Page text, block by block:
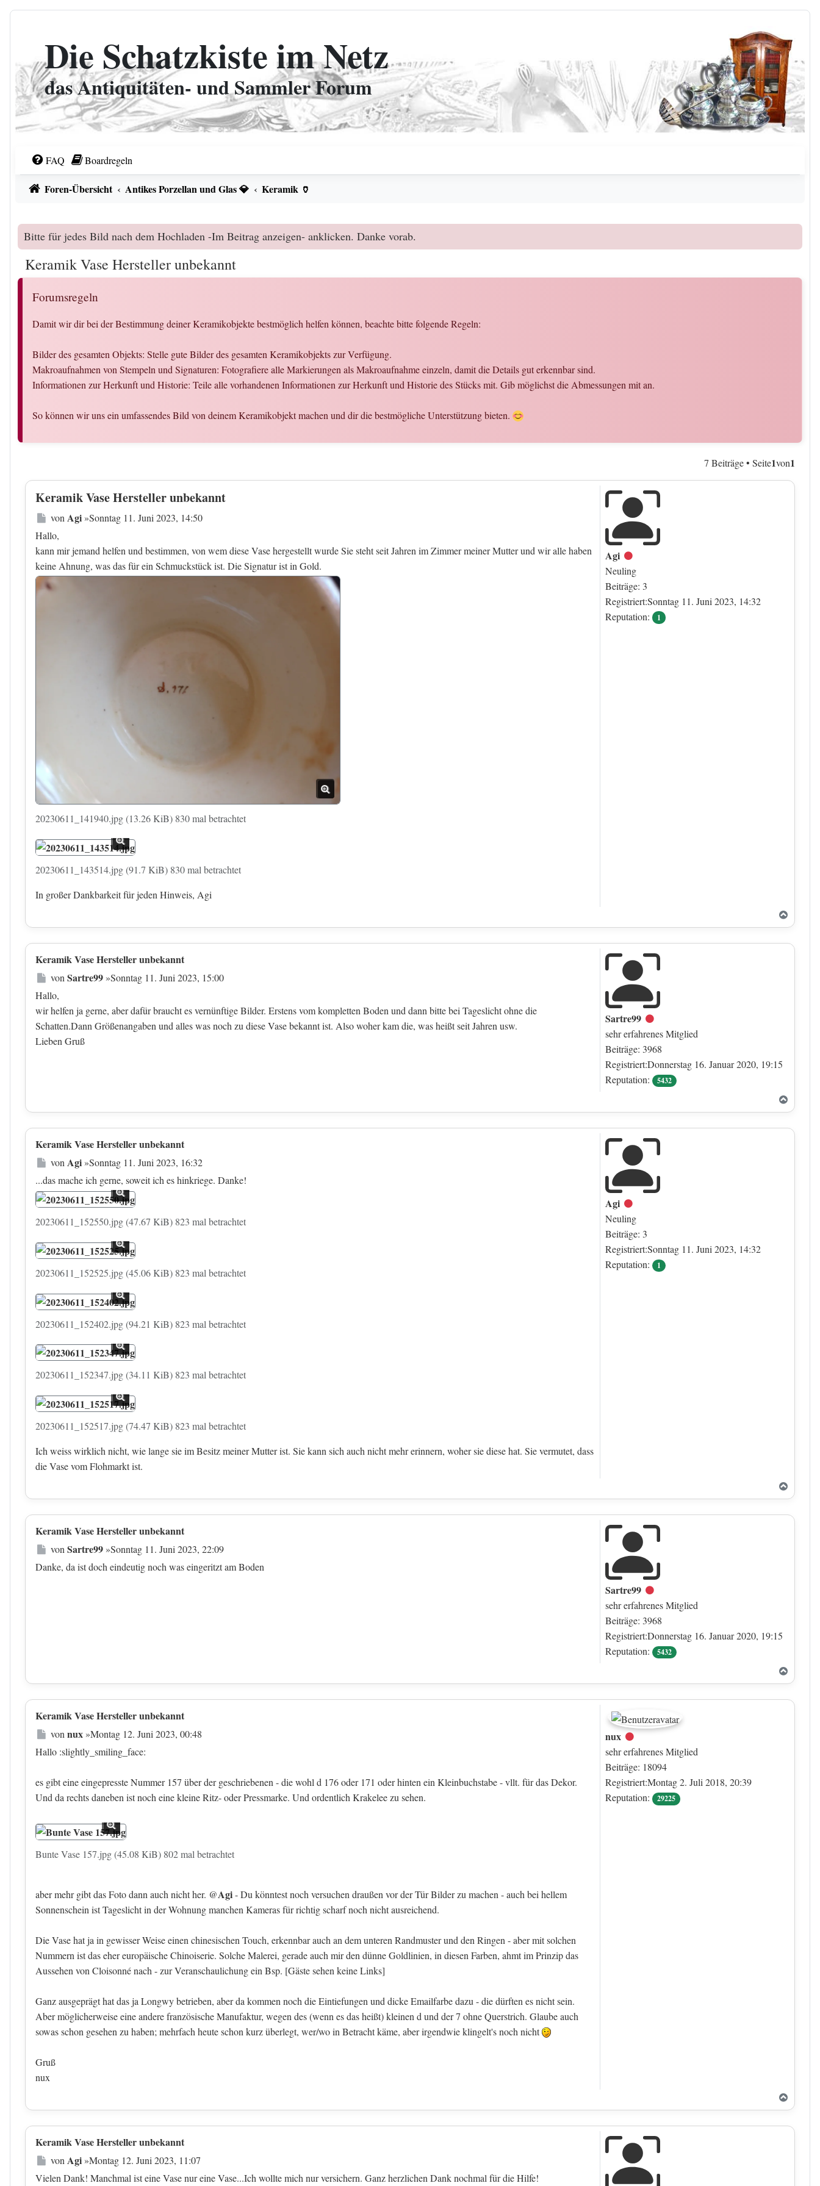
Zum Inhalt
Die Schatzkiste im Netz
das Antiquitäten- und Sammler Forum
FAQ Boardregeln
Foren-Übersicht Antikes Porzellan und Glas 💎 Keramik 🏺
Bitte für jedes Bild nach dem Hochladen -Im Beitrag anzeigen- anklicken. Danke vorab.
Keramik Vase Hersteller unbekannt
Forumsregeln
Damit wir dir bei der Bestimmung deiner Keramikobjekte bestmöglich helfen können, beachte bitte folgende Regeln:
Bilder des gesamten Objekts: Stelle gute Bilder des gesamten Keramikobjekts zur Verfügung.
Makroaufnahmen von Stempeln und Signaturen: Fotografiere alle Markierungen als Makroaufnahme einzeln, damit die Details gut erkennbar sind.
Informationen zur Herkunft und Historie: Teile alle vorhandenen Informationen zur Herkunft und Historie des Stücks mit. Gib möglichst die Abmessungen mit an.
So können wir uns ein umfassendes Bild von deinem Keramikobjekt machen und dir die bestmögliche Unterstützung bieten.
7 Beiträge • Seite1von1
Agi Offline
Neuling
Beiträge: 3
Registriert:Sonntag 11. Juni 2023, 14:32
Reputation:
1
Keramik Vase Hersteller unbekannt
Beitrag
von Agi»Sonntag 11. Juni 2023, 14:50
Hallo,
kann mir jemand helfen und bestimmen, von wem diese Vase hergestellt wurde Sie steht seit Jahren im Zimmer meiner Mutter und wir alle haben
keine Ahnung, was das für ein Schmuckstück ist. Die Signatur ist in Gold.
20230611_141940.jpg (13.26 KiB) 830 mal betrachtet
20230611_143514.jpg (91.7 KiB) 830 mal betrachtet
In großer Dankbarkeit für jeden Hinweis, Agi
Sartre99 Offline
sehr erfahrenes Mitglied
Beiträge: 3968
Registriert:Donnerstag 16. Januar 2020, 19:15
Reputation:
5432
Keramik Vase Hersteller unbekannt
Beitrag
von Sartre99»Sonntag 11. Juni 2023, 15:00
Hallo,
wir helfen ja gerne, aber dafür braucht es vernünftige Bilder. Erstens vom kompletten Boden und dann bitte bei Tageslicht ohne die
Schatten.Dann Größenangaben und alles was noch zu diese Vase bekannt ist. Also woher kam die, was heißt seit Jahren usw.
Lieben Gruß
Agi Offline
Neuling
Beiträge: 3
Registriert:Sonntag 11. Juni 2023, 14:32
Reputation:
1
Keramik Vase Hersteller unbekannt
Beitrag
von Agi»Sonntag 11. Juni 2023, 16:32
...das mache ich gerne, soweit ich es hinkriege. Danke!
20230611_152550.jpg (47.67 KiB) 823 mal betrachtet
20230611_152525.jpg (45.06 KiB) 823 mal betrachtet
20230611_152402.jpg (94.21 KiB) 823 mal betrachtet
20230611_152347.jpg (34.11 KiB) 823 mal betrachtet
20230611_152517.jpg (74.47 KiB) 823 mal betrachtet
Ich weiss wirklich nicht, wie lange sie im Besitz meiner Mutter ist. Sie kann sich auch nicht mehr erinnern, woher sie diese hat. Sie vermutet, dass
die Vase vom Flohmarkt ist.
Sartre99 Offline
sehr erfahrenes Mitglied
Beiträge: 3968
Registriert:Donnerstag 16. Januar 2020, 19:15
Reputation:
5432
Keramik Vase Hersteller unbekannt
Beitrag
von Sartre99»Sonntag 11. Juni 2023, 22:09
Danke, da ist doch eindeutig noch was eingeritzt am Boden
nux Offline
sehr erfahrenes Mitglied
Beiträge: 18094
Registriert:Montag 2. Juli 2018, 20:39
Reputation:
29225
Keramik Vase Hersteller unbekannt
Beitrag
vonnux»Montag 12. Juni 2023, 00:48
Hallo :slightly_smiling_face:
es gibt eine eingepresste Nummer 157 über der geschriebenen - die wohl d 176 oder 171 oder hinten ein Kleinbuchstabe - vllt. für das Dekor.
Und da rechts daneben ist noch eine kleine Ritz- oder Pressmarke. Und ordentlich Krakelee zu sehen.
Bunte Vase 157.jpg (45.08 KiB) 802 mal betrachtet
aber mehr gibt das Foto dann auch nicht her. @Agi- Du könntest noch versuchen draußen vor der Tür Bilder zu machen - auch bei hellem
Sonnenschein ist Tageslicht in der Wohnung manchen Kameras für richtig scharf noch nicht ausreichend.
Die Vase hat ja in gewisser Weise einen chinesischen Touch, erkennbar auch an dem unteren Randmuster und den Ringen - aber mit solchen
Nummern ist das eher europäische Chinoiserie. Solche Malerei, gerade auch mir den dünne Goldlinien, in diesen Farben, ahmt im Prinzip das
Aussehen von Cloisonné nach - zur Veranschaulichung ein Bsp. [Gäste sehen keine Links]
Ganz ausgeprägt hat das ja Longwy betrieben, aber da kommen noch die Eintiefungen und dicke Emailfarbe dazu - die dürften es nicht sein.
Aber möglicherweise eine andere französische Manufaktur, wegen des (wenn es das heißt) kleinen d und der 7 ohne Querstrich. Glaube auch
sowas schon gesehen zu haben; mehrfach heute schon kurz überlegt, wer/wo in Betracht käme, aber irgendwie klingelt's noch nicht
Gruß
nux
Keramik Vase Hersteller unbekannt
Beitrag
von Agi»Montag 12. Juni 2023, 11:07
Vielen Dank! Manchmal ist eine Vase nur eine Vase...Ich wollte mich nur versichern. Ganz herzlichen Dank nochmal für die Hilfe!